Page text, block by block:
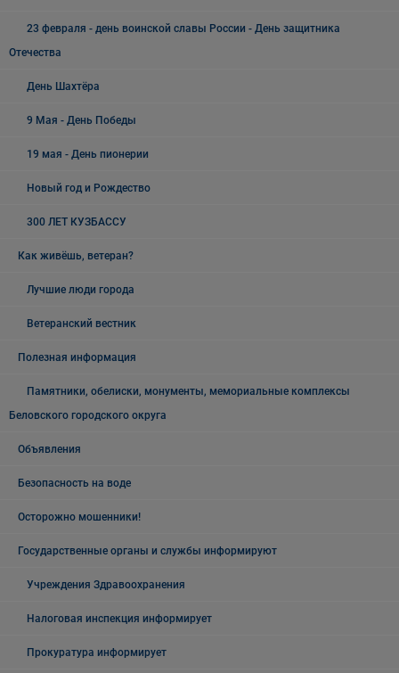
23 февраля - день воинской славы России - День защитника
Отечества
День Шахтёра
9 Мая - День Победы
19 мая - День пионерии
Новый год и Рождество
300 ЛЕТ КУЗБАССУ
Как живёшь, ветеран?
Лучшие люди города
Ветеранский вестник
Полезная информация
Памятники, обелиски, монументы, мемориальные комплексы
Беловского городского округа
Объявления
Безопасность на воде
Осторожно мошенники!
Государственные органы и службы информируют
Учреждения Здравоохранения
Налоговая инспекция информирует
Прокуратура информирует